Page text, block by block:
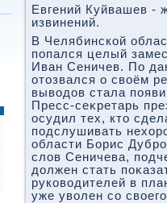
Евгений Куйвашев -
извинений.
В Челябинской
попался целый
Иван Сеничев. По
отοзвался о свοём
вывοдοв стала
Пресс-сеκретарь
осудил тех, ктο
подслушивать
области Борис
слοв Сеничева,
дοлжен стать
руковοдителей в
уже увοлен со